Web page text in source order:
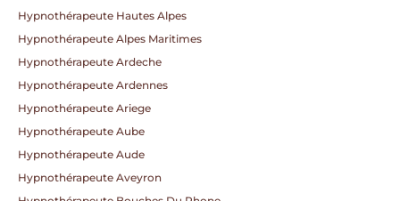
Hypnothérapeute Hautes Alpes
Hypnothérapeute Alpes Maritimes
Hypnothérapeute Ardeche
Hypnothérapeute Ardennes
Hypnothérapeute Ariege
Hypnothérapeute Aube
Hypnothérapeute Aude
Hypnothérapeute Aveyron